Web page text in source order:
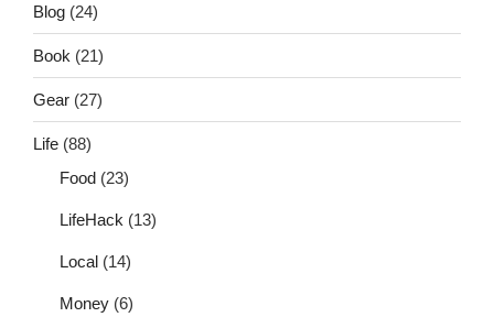
Blog (24)
Book (21)
Gear (27)
Life (88)
Food (23)
LifeHack (13)
Local (14)
Money (6)